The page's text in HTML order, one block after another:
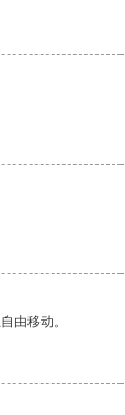
由移动。